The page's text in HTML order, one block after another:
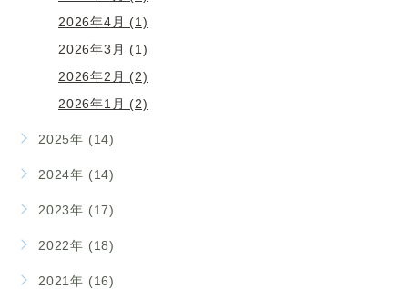
2026年4月 (1)
2026年3月 (1)
2026年2月 (2)
2026年1月 (2)
2025年 (14)
2024年 (14)
2023年 (17)
2022年 (18)
2021年 (16)